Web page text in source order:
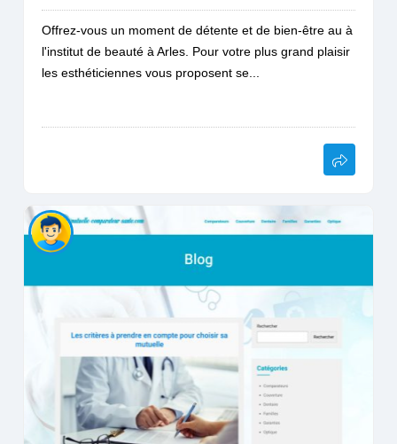
Offrez-vous un moment de détente et de bien-être au à
l'institut de beauté à Arles. Pour votre plus grand plaisir
les esthéticiennes vous proposent se...